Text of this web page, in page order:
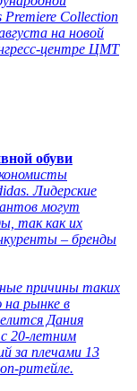
Premiere Collection
на новой
центре ЦМТ
обуви
Лидерские
могут
так как их
– бренды
причины таких
на рынке в
Дания
20-летним
за плечами 13
ритейле.